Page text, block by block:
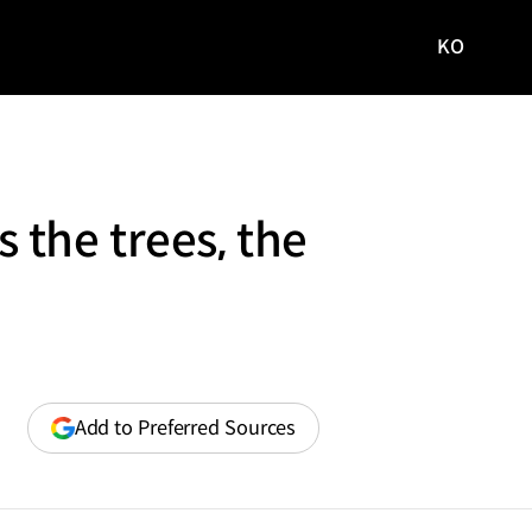
사이트로
KO
the trees, the
Add to Preferred Sources (opens
in